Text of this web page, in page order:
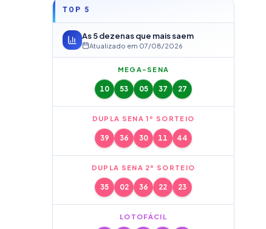
TOP 5
As 5 dezenas que mais saem
Atualizado em 07/08/2026
MEGA-SENA
10 53 05 37 27
DUPLA SENA 1º SORTEIO
39 36 30 11 44
DUPLA SENA 2º SORTEIO
35 02 36 22 23
LOTOFÁCIL